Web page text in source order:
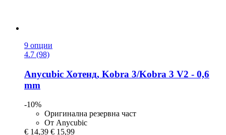
9 опции
4.7 (98)
Anycubic Хотенд, Kobra 3/Kobra 3 V2 -​ 0,6
mm
-10%
Оригинална резервна част
От Anycubic
€ 14,39 € 15,99